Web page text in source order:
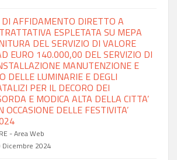
AFFIDAMENTO DIRETTO A
ESPLETATA SU MEPA
DEL SERVIZIO DI VALORE
EURO 140.000,00 DEL SERVIZIO DI
MANUTENZIONE E
DELLE LUMINARIE E DEGLI
PER IL DECORO DEI
E MODICA ALTA DELLA CITTA’
OCCASIONE DELLE FESTIVITA’
- Area Web
Dicembre 2024